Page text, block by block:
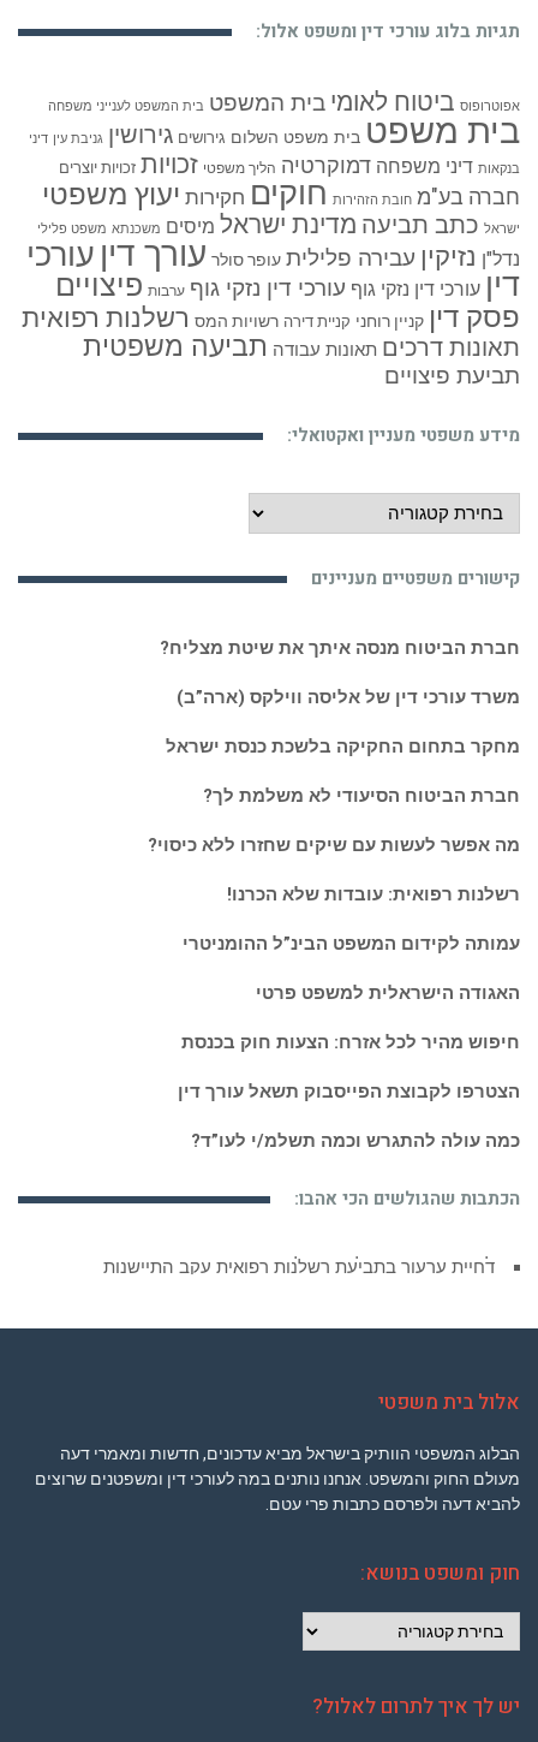
תגיות בלוג עורכי דין ומשפט אלול:
אפוטרופוס ביטוח לאומי בית המשפט בית המשפט לענייני משפחה
בית משפט בית משפט השלום גירושים גירושין גניבת עין דיני
בנקאות דיני משפחה דמוקרטיה הליך משפטי זכויות זכויות יוצרים
חברה בע"מ חובת הזהירות חוקים חקירות יעוץ משפטי
ישראל כתב תביעה מדינת ישראל מיסים משכנתא משפט פלילי
נדל"ן נזיקין עבירה פלילית עופר סולר עורך דין עורכי
דין עורכי דין נזקי גוף עורכי דין נזקי גוף ערבות פיצויים
פסק דין קניין רוחני קניית דירה רשויות המס רשלנות רפואית
תאונות דרכים תאונות עבודה תביעה משפטית
תביעת פיצויים
מידע משפטי מעניין ואקטואלי:
מידע
משפטי
ואקטואלי:
קישורים משפטיים מעניינים
חברת הביטוח מנסה איתך את שיטת מצליח?
משרד עורכי דין של אליסה ווילקס (ארה”ב)
מחקר בתחום החקיקה בלשכת כנסת ישראל
חברת הביטוח הסיעודי לא משלמת לך?
מה אפשר לעשות עם שיקים שחזרו ללא כיסוי?
רשלנות רפואית: עובדות שלא הכרנו!
עמותה לקידום המשפט הבינ”ל ההומניטרי
האגודה הישראלית למשפט פרטי
חיפוש מהיר לכל אזרח: הצעות חוק בכנסת
הצטרפו לקבוצת הפייסבוק תשאל עורך דין
כמה עולה להתגרש וכמה תשלמ/י לעו”ד?
הכתבות שהגולשים הכי אהבו:
דחיית ערעור בתביעת רשלנות רפואית עקב התיישנות
אלול בית משפטי
הבלוג המשפטי הוותיק בישראל מביא עדכונים, חדשות ומאמרי דעה
מעולם החוק והמשפט. אנחנו נותנים במה לעורכי דין ומשפטנים שרוצים
להביא דעה ולפרסם כתבות פרי עטם.
חוק ומשפט בנושא:
ומשפט
יש לך איך לתרום לאלול?